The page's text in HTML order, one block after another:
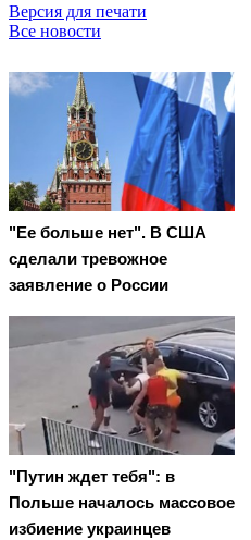
Версия для печати
Все новости
"Ее больше нет". В США
сделали тревожное
заявление о России
"Путин ждет тебя": в
Польше началось массовое
избиение украинцев